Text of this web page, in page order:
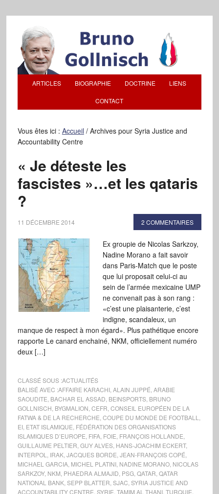
ARTICLES BIOGRAPHIE DOCTRINE LIENS
CONTACT
Vous êtes ici : Accueil /Archives pour Syria Justice and
Accountability Centre
« Je déteste les
fascistes »…et les qataris
?
11 DÉCEMBRE 2014 2 COMMENTAIRES
Ex groupie de Nicolas Sarkzoy,
Nadine Morano a fait savoir
dans Paris-Match que le poste
que lui proposait celui-ci au
sein de l’armée mexicaine UMP
ne convenait pas à son rang :
«c’est une plaisanterie, c’est
indigne, scandaleux, un
manque de respect à mon égard». Plus pathétique encore
rapporte Le canard enchainé, NKM, officiellement numéro
deux […]
CLASSÉ SOUS :ACTUALITÉS
BALISÉ AVEC :AFFAIRE KARACHI, ALAIN JUPPÉ ARABIE
SAOUDITE BACHAR EL ASSAD BEINSPORTS, BRUNO
GOLLNISCH BYGMALION CEFR CONSEIL EUROPÉEN DE LA
FATWA & DE LA RECHERCHE COUPE DU MONDE DE FOOTBALL
EI, ETAT ISLAMIQUE FÉDÉRATION DES ORGANISATIONS
ISLAMIQUES D’EUROPE FIFA, FOIE FRANÇOIS HOLLANDE
GUILLAUME PELTIER GUY ALVES, HANS-JOACHIM ECKERT,
INTERPOL
IRAK, JACQUES BORDE JEAN-FRANÇOIS COPÉ
MICHAEL GARCIA, MICHEL PLATINI, NADINE MORANO, NICOLAS
SARKZOY, NKM PHAEDRA ALMAJID PSG, QATAR QATAR
NATIONAL BANK, SEPP BLATTER SJAC SYRIA JUSTICE AND
ACCOUNTABILITY CENTRE SYRIE TAMIM AL THANI, TURQUIE